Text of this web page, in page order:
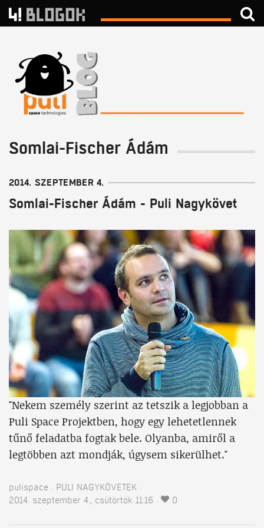
Somlai-Fischer Ádám
2014. SZEPTEMBER 4.
Somlai-Fischer Ádám - Puli Nagykövet
"Nekem személy szerint az tetszik a legjobban a
Puli Space Projektben, hogy egy lehetetlennek
tűnő feladatba fogtak bele. Olyanba, amiről a
legtöbben azt mondják, úgysem sikerülhet."
pulispace
PULI NAGYKÖVETEK
2014. szeptember 4., csütörtök 11:16
0